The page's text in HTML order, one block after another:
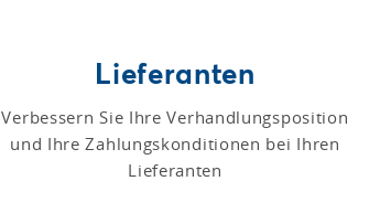
Lieferanten
Verbessern Sie Ihre Verhandlungsposition
und Ihre Zahlungskonditionen bei Ihren
Lieferanten